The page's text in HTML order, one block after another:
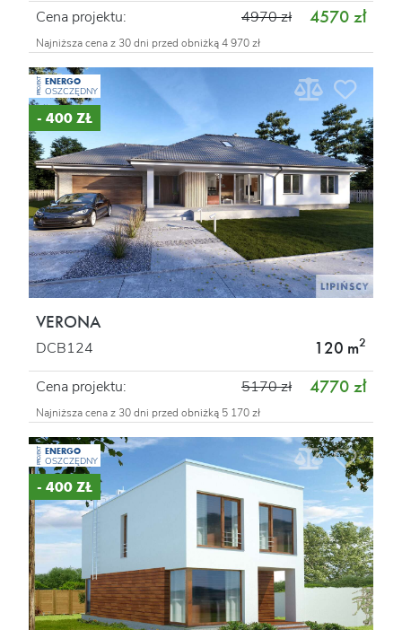
Cena projektu: 4570 zł
4970 zł
Najniższa cena z 30 dni przed obniżką 4 970 zł
PROJEKT ENERGO
OSZCZĘDNY
- 400 ZŁ
VERONA
DCB124 120 m2
Cena projektu: 4770 zł
5170 zł
Najniższa cena z 30 dni przed obniżką 5 170 zł
PROJEKT ENERGO
OSZCZĘDNY
- 400 ZŁ